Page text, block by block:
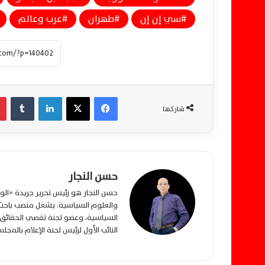
سي إن إن
طهران عرب وعالم
شاركها
فيسبوك ‫X لينكدإن
حسن النجار
حسن النجار هو رئيس تحرير جريدة
والعلوم السياسية. يشغل منصب
السياسية، وعضو لجنة تقصي
النائب الأول لرئيس لجنة الإعلام